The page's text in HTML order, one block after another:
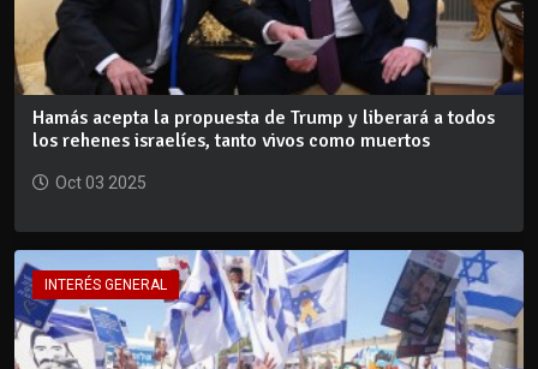
Hamás acepta la propuesta de Trump y liberará a todos
los rehenes israelíes, tanto vivos como muertos
Oct 03 2025
INTERÉS GENERAL